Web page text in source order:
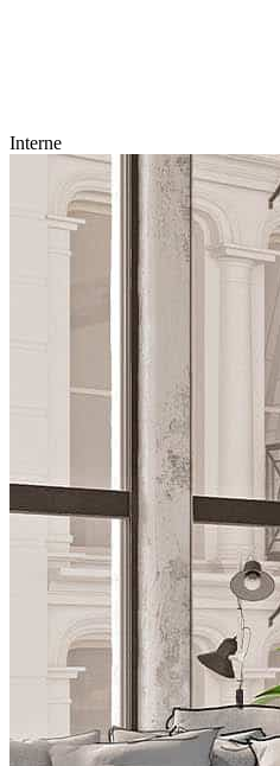
Interne